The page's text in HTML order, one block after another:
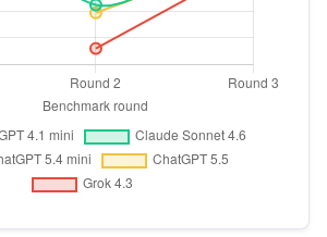
Powered by chaterimo